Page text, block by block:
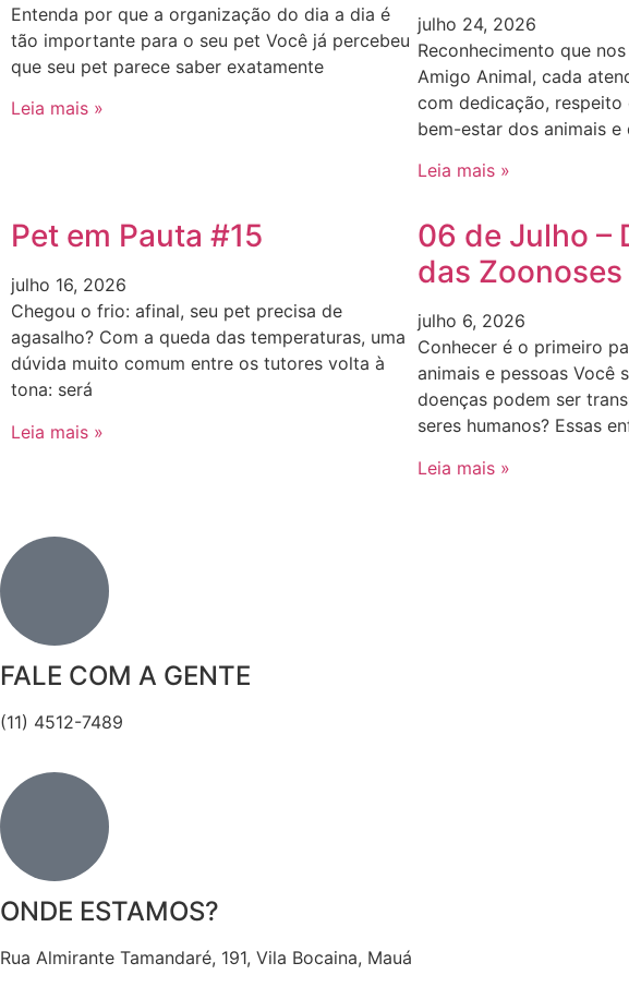
Entenda por que a organização do dia a dia é
tão importante para o seu pet Você já percebeu
que seu pet parece saber exatamente
Leia mais »
julho 24, 2026
Reconhecimento que
Amigo Animal, cada
com dedicação,
bem-estar dos animais e
Leia mais »
Pet em Pauta #15
julho 16, 2026
Chegou o frio: afinal, seu pet precisa de
agasalho? Com a queda das temperaturas, uma
dúvida muito comum entre os tutores volta à
tona: será
Leia mais »
06 de Julho –
das Zoonoses
julho 6, 2026
Conhecer é o primeiro
animais e pessoas Você
doenças podem ser
seres humanos? Essas
Leia mais »
FALE COM A GENTE
(11) 4512-7489
ONDE ESTAMOS?
Rua Almirante Tamandaré, 191, Vila Bocaina, Mauá